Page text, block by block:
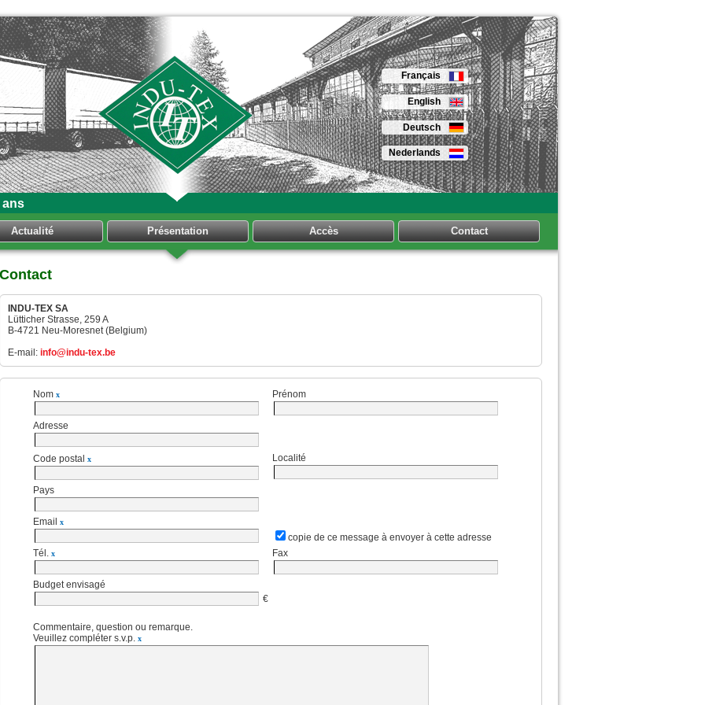
ans
Français
English
Deutsch
Nederlands
Actualité Présentation Accès Contact
Contact
INDU-TEX SA
Lütticher Strasse, 259 A
B-4721 Neu-Moresnet (Belgium)
E-mail: info@indu-tex.be
Nom x Prénom
Adresse
Code postal x Localité
Pays
Email x
copie de ce message à envoyer à cette adresse
Tél. x Fax
Budget envisagé
€
Commentaire, question ou remarque.
Veuillez compléter s.v.p. x